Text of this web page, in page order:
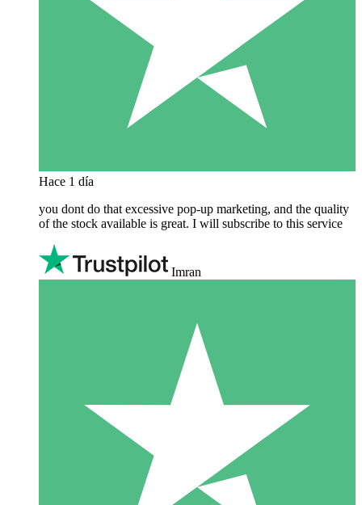
Hace 1 día
you dont do that excessive pop-up marketing, and the quality
of the stock available is great. I will subscribe to this service
Imran